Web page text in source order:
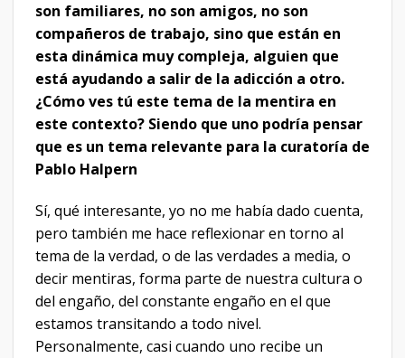
son familiares, no son amigos, no son
compañeros de trabajo, sino que están en
esta dinámica muy compleja, alguien que
está ayudando a salir de la adicción a otro.
¿Cómo ves tú este tema de la mentira en
este contexto? Siendo que uno podría pensar
que es un tema relevante para la curatoría de
Pablo Halpern
Sí, qué interesante, yo no me había dado cuenta,
pero también me hace reflexionar en torno al
tema de la verdad, o de las verdades a media, o
decir mentiras, forma parte de nuestra cultura o
del engaño, del constante engaño en el que
estamos transitando a todo nivel.
Personalmente, casi cuando uno recibe un